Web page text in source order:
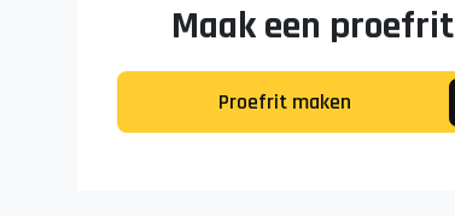
Maak een proefrit
Proefrit maken